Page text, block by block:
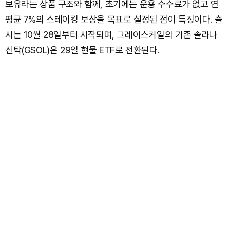
보유라는 상품 구조와 함께, 초기에는 운용 수수료가 없고 연
평균 7%의 스테이킹 보상을 목표로 설정된 점이 특징이다. 출
시는 10월 28일부터 시작되며, 그레이스케일의 기존 솔라나
신탁(GSOL)은 29일 현물 ETF로 전환된다.